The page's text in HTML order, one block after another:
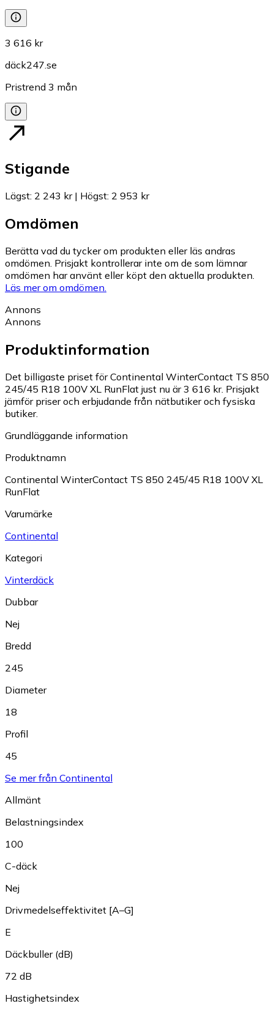
3 616 kr
däck247.se
Pristrend 3 mån
Stigande
Lägst: 2 243 kr| Högst: 2 953 kr
Omdömen
Berätta vad du tycker om produkten eller läs andras
omdömen. Prisjakt kontrollerar inte om de som lämnar
omdömen har använt eller köpt den aktuella produkten.
Läs mer om omdömen.
Annons
Annons
Produktinformation
Det billigaste priset för Continental WinterContact TS 850
245/45 R18 100V XL RunFlat just nu är 3 616 kr. Prisjakt
jämför priser och erbjudande från nätbutiker och fysiska
butiker.
Grundläggande information
Produktnamn
Continental WinterContact TS 850 245/45 R18 100V XL
RunFlat
Varumärke
Continental
Kategori
Vinterdäck
Dubbar
Nej
Bredd
245
Diameter
18
Profil
45
Se mer från Continental
Allmänt
Belastningsindex
100
C-däck
Nej
Drivmedelseffektivitet [A–G]
E
Däckbuller (dB)
72 dB
Hastighetsindex